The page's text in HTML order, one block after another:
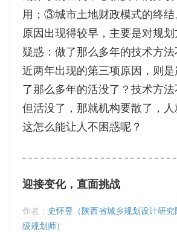
用；③城市土地财政模式的终结
原因出现得较早，主要是对规
疑惑：做了那么多年的技术方
近两年出现的第三项原因，则
了那么多年的活没了？技术方法
但活没了，那就机构要散了，人
这怎么能让人不困惑呢？
迎接变化，直面挑战
作者： 史怀昱（陕西省城乡规划设计研
级规划师）